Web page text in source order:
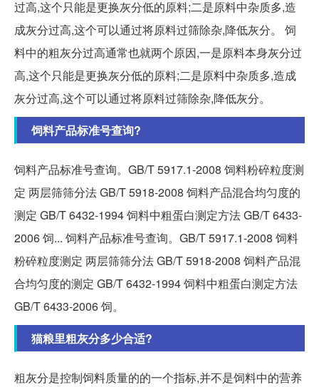
过高,这个只能是更换灰分低的原料;二是原料中杂质多,造
成灰分过高,这个可以通过将原料过筛除杂,降低灰分。 饲
料中的粗灰分过高通常也就两个原因,一是原料本身灰分过
高,这个只能是更换灰分低的原料;二是原料中杂质多,造成
灰分过高,这个可以通过将原料过筛除杂,降低灰分。
饲料产品标准号查询?
饲料产品标准号查询。GB/T 5917.1-2008 饲料粉碎粒度测
定 两层筛筛分法 GB/T 5918-2008 饲料产品混合均匀度的
测定 GB/T 6432-1994 饲料中粗蛋白测定方法 GB/T 6433-
2006 饲... 饲料产品标准号查询。GB/T 5917.1-2008 饲料
粉碎粒度测定 两层筛筛分法 GB/T 5918-2008 饲料产品混
合均匀度的测定 GB/T 6432-1994 饲料中粗蛋白测定方法
GB/T 6433-2006 饲。
猫粮里粗灰分多少合适?
粗灰分是控制饲料质量的的一个指标,并不是饲料中的营养